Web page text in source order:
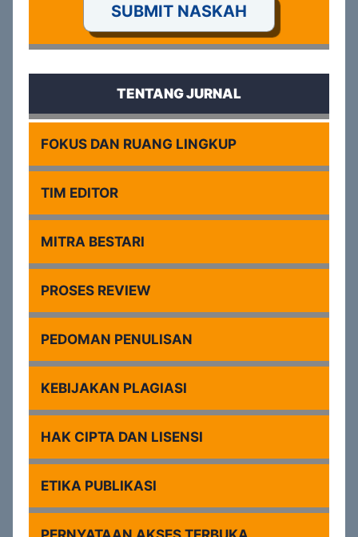
SUBMIT NASKAH
TENTANG JURNAL
FOKUS DAN RUANG LINGKUP
TIM EDITOR
MITRA BESTARI
PROSES REVIEW
PEDOMAN PENULISAN
KEBIJAKAN PLAGIASI
HAK CIPTA DAN LISENSI
ETIKA PUBLIKASI